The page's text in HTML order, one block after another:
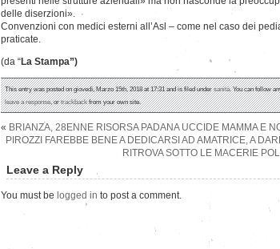
delle diserzioni».
Convenzioni con medici esterni all’Asl – come nel caso dei
praticate.
(da “La Stampa”)
This entry was posted on giovedì, Marzo 15th, 2018 at 17:31 and is filed undersanità. You can follow
leave a response, ortrackbackfrom your own site.
« BRIANZA, 28ENNE RISORSA PADANA UCCIDE MAMMA E
PIROZZI FAREBBE BENE A DEDICARSI AD AMATRICE, A
RITROVA SOTTO LE MACERIE
Leave a Reply
You must be logged in to post a comment.